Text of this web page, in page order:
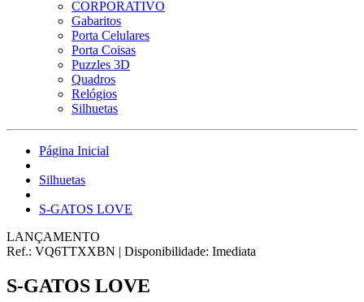
CORPORATIVO
Gabaritos
Porta Celulares
Porta Coisas
Puzzles 3D
Quadros
Relógios
Silhuetas
Página Inicial
Silhuetas
S-GATOS LOVE
LANÇAMENTO
Ref.: VQ6TTXXBN | Disponibilidade: Imediata
S-GATOS LOVE